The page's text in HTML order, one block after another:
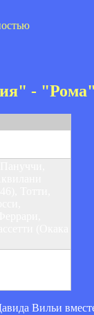
-
Вильи